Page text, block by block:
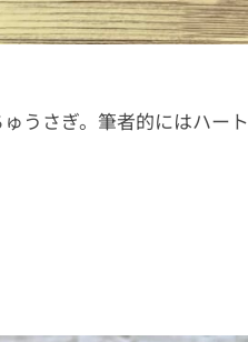
うさぎ。筆者的にはハー